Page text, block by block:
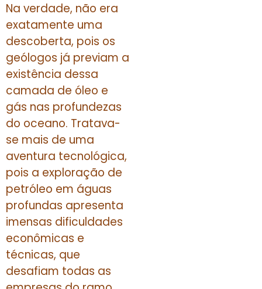
Na verdade, não era
exatamente uma
descoberta, pois os
geólogos já previam a
existência dessa
camada de óleo e
gás nas profundezas
do oceano. Tratava-
se mais de uma
aventura tecnológica,
pois a exploração de
petróleo em águas
profundas apresenta
imensas dificuldades
econômicas e
técnicas, que
desafiam todas as